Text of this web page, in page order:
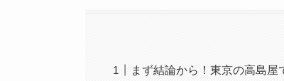
まず結論から！東京の高島